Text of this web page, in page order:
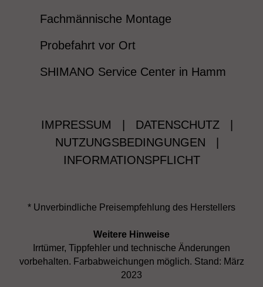
Fachmännische Montage
Probefahrt vor Ort
SHIMANO Service Center in Hamm
IMPRESSUM DATENSCHUTZ
NUTZUNGSBEDINGUNGEN
INFORMATIONSPFLICHT
* Unverbindliche Preisempfehlung des Herstellers
Weitere Hinweise
Irrtümer, Tippfehler und technische Änderungen
vorbehalten. Farbabweichungen möglich. Stand: März
2023